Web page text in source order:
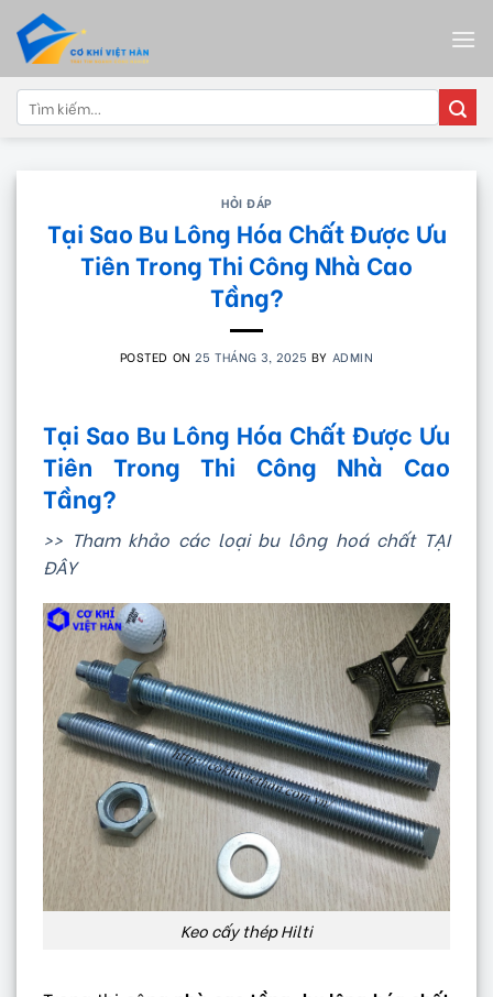
content
Tìm
kiếm:
HỎI ĐÁP
Tại Sao Bu Lông Hóa Chất Được Ưu
Tiên Trong Thi Công Nhà Cao
Tầng?
POSTED ON 25 THÁNG 3, 2025 BY ADMIN
Tại Sao Bu Lông Hóa Chất Được Ưu
Tiên Trong Thi Công Nhà Cao
Tầng?
>> Tham khảo các loại bu lông hoá chất TẠI
ĐÂY
Keo cấy thép Hilti